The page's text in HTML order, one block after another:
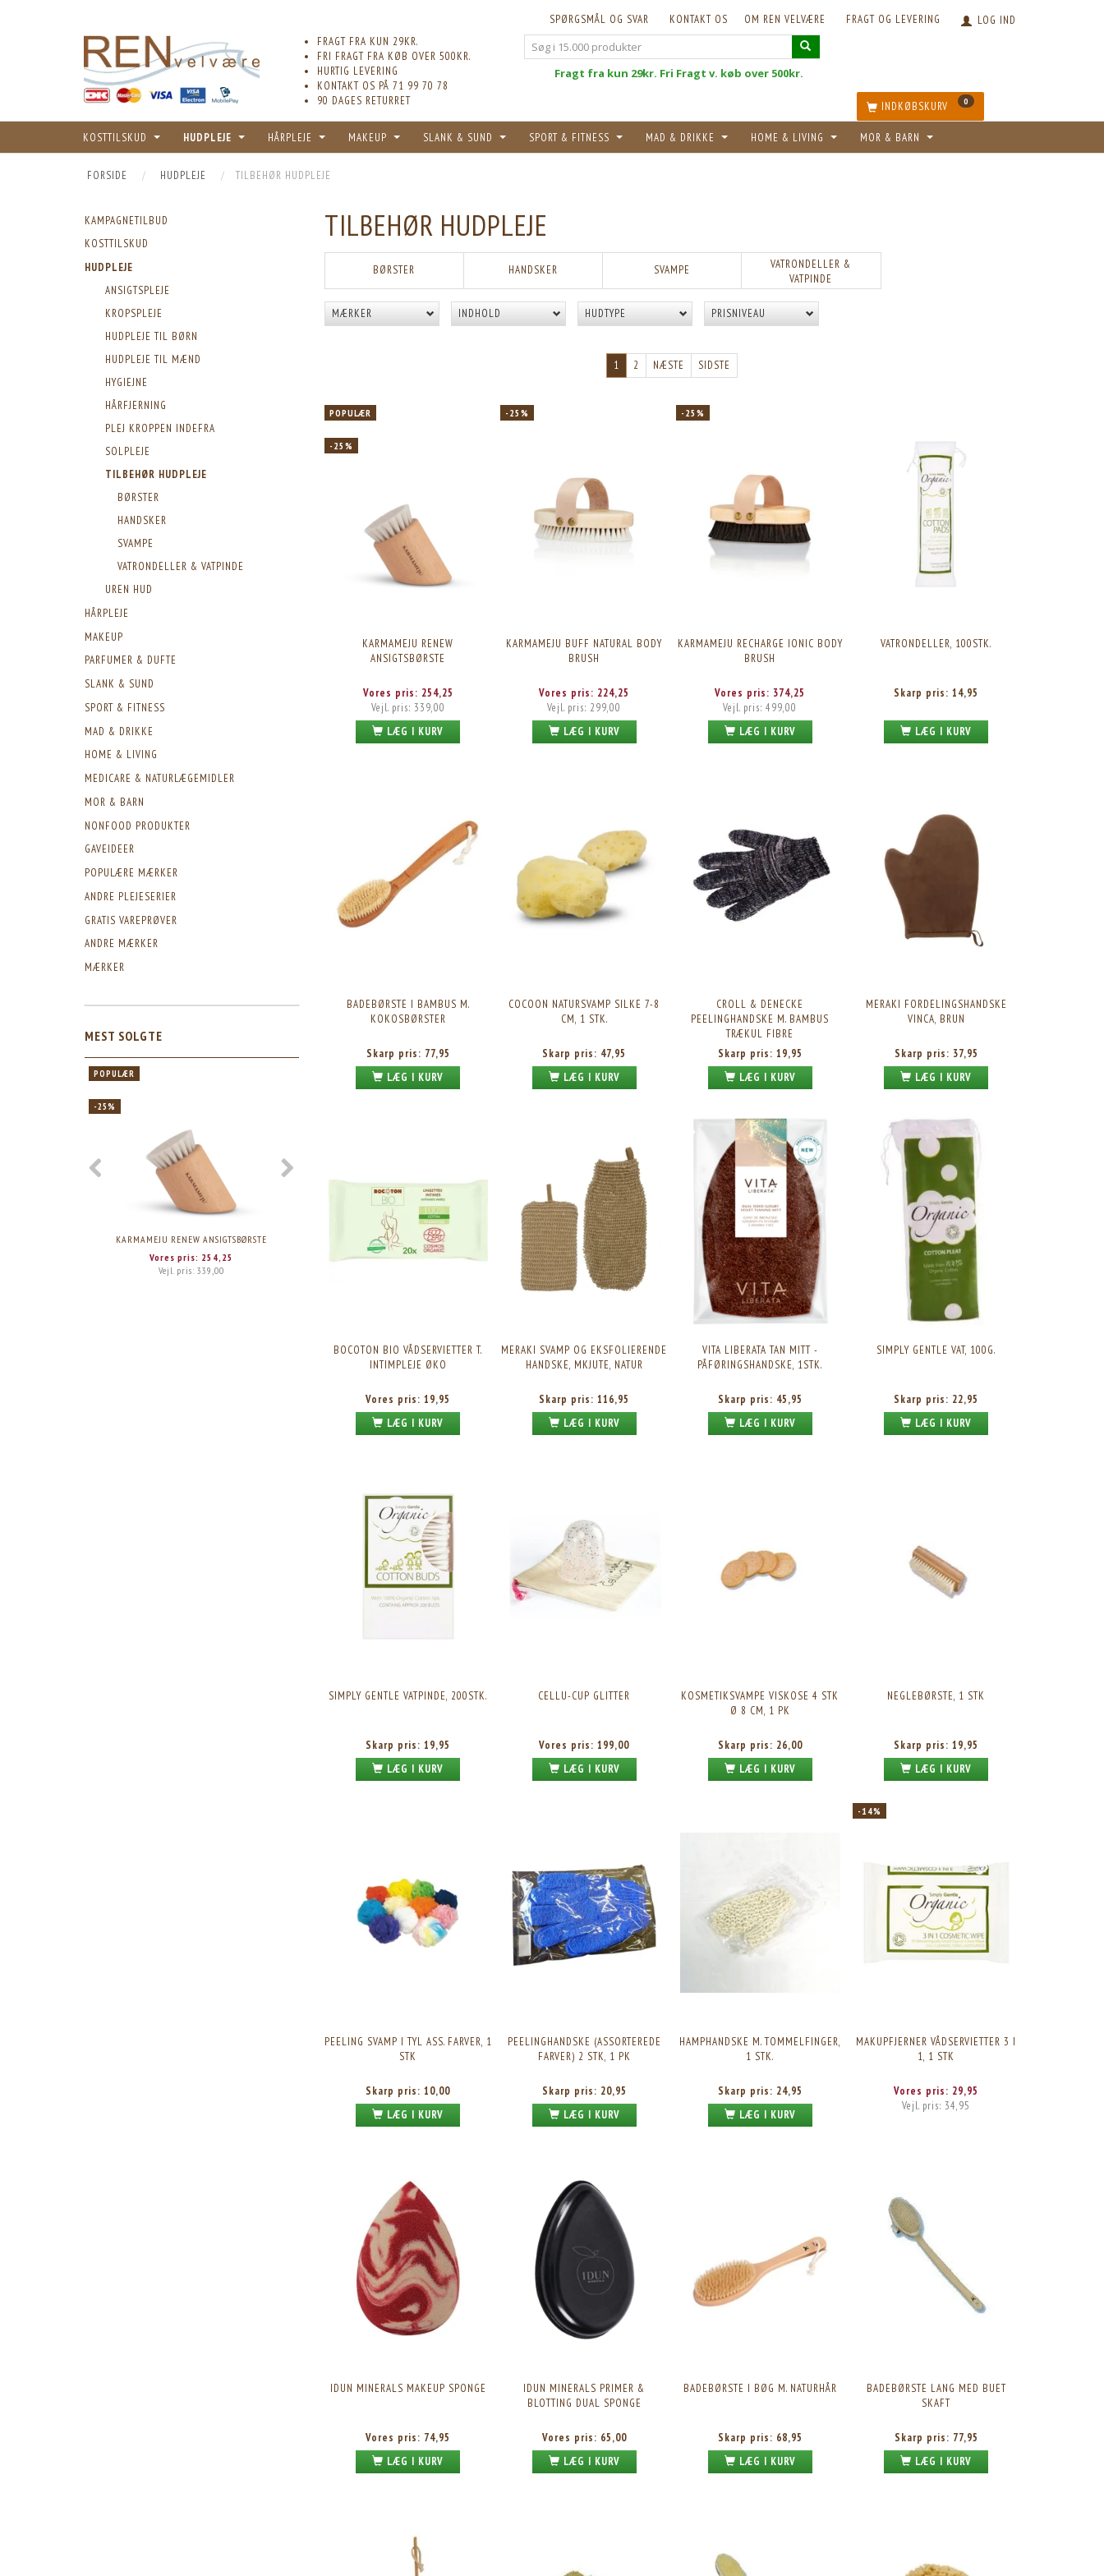
LOG IND
FRAGT OG LEVERING
OM REN VELVÆRE
KONTAKT OS
SPØRGSMÅL OG SVAR
FRAGT FRA KUN 29KR.
FRI FRAGT FRA KØB OVER 500KR.
HURTIG LEVERING
KONTAKT OS PÅ 71 99 70 78
90 DAGES RETURRET
Fragt fra kun 29kr. Fri Fragt v. køb over 500kr.
INDKØBSKURV 0
KOSTTILSKUD HUDPLEJE HÅRPLEJE MAKEUP SLANK & SUND SPORT & FITNESS MAD & DRIKKE HOME & LIVING MOR & BARN
FORSIDE HUDPLEJE TILBEHØR HUDPLEJE
KAMPAGNETILBUD
KOSTTILSKUD
HUDPLEJE
ANSIGTSPLEJE
KROPSPLEJE
HUDPLEJE TIL BØRN
HUDPLEJE TIL MÆND
HYGIEJNE
HÅRFJERNING
PLEJ KROPPEN INDEFRA
SOLPLEJE
TILBEHØR HUDPLEJE
BØRSTER
HANDSKER
SVAMPE
VATRONDELLER & VATPINDE
UREN HUD
HÅRPLEJE
MAKEUP
PARFUMER & DUFTE
SLANK & SUND
SPORT & FITNESS
MAD & DRIKKE
HOME & LIVING
MEDICARE & NATURLÆGEMIDLER
MOR & BARN
NONFOOD PRODUKTER
GAVEIDEER
POPULÆRE MÆRKER
ANDRE PLEJESERIER
GRATIS VAREPRØVER
ANDRE MÆRKER
MÆRKER
MEST SOLGTE
POPULÆR
-25%
KARMAMEJU RENEW ANSIGTSBØRSTE
Vores pris: 254,25
Vejl. pris:339,00
KARMAMEJU BUFF NATURAL BODY BRUSH
Vores pris:224,25
KARMAMEJU RECHARGE IONIC BODY BRUSH
Vores pris:374,25
Vejl. pris:499,00
VATRONDELLER, 100STK.
Skarp pris:
BADEBØRSTE I BAMBUS M.
TILBEHØR HUDPLEJE
BØRSTER HANDSKER SVAMPE
VATRONDELLER &
VATPINDE
MÆRKER INDHOLD HUDTYPE PRISNIVEAU
1 2 NÆSTE SIDSTE
POPULÆR
-25%
KARMAMEJU RENEW
ANSIGTSBØRSTE
Vores pris: 254,25
Vejl. pris: 339,00
LÆG I KURV
-25%
KARMAMEJU BUFF NATURAL BODY
BRUSH
Vores pris: 224,25
Vejl. pris: 299,00
LÆG I KURV
-25%
KARMAMEJU RECHARGE IONIC BODY
BRUSH
Vores pris: 374,25
Vejl. pris:499,00
LÆG I KURV
VATRONDELLER, 100STK.
Skarp pris:14,95
LÆG I KURV
BADEBØRSTE I BAMBUS M.
KOKOSBØRSTER
Skarp pris: 77,95
LÆG I KURV
COCOON NATURSVAMP SILKE 7-8
CM, 1 STK.
Skarp pris: 47,95
LÆG I KURV
CROLL & DENECKE
PEELINGHANDSKE M. BAMBUS
TRÆKUL FIBRE
Skarp pris: 19,95
LÆG I KURV
MERAKI FORDELINGSHANDSKE
VINCA, BRUN
Skarp pris: 37,95
LÆG I KURV
BOCOTON BIO VÅDSERVIETTER T.
INTIMPLEJE ØKO
Vores pris:19,95
LÆG I KURV
MERAKI SVAMP OG EKSFOLIERENDE
HANDSKE, MKJUTE, NATUR
Skarp pris:116,95
LÆG I KURV
VITA LIBERATA TAN MITT -
PÅFØRINGSHANDSKE, 1STK.
Skarp pris: 45,95
LÆG I KURV
SIMPLY GENTLE VAT, 100G.
Skarp pris: 22,95
LÆG I KURV
SIMPLY GENTLE VATPINDE, 200STK.
Skarp pris:19,95
LÆG I KURV
CELLU-CUP GLITTER
Vores pris:199,00
LÆG I KURV
KOSMETIKSVAMPE VISKOSE 4 STK
Ø 8 CM, 1 PK
Skarp pris: 26,00
LÆG I KURV
NEGLEBØRSTE, 1 STK
Skarp pris:19,95
LÆG I KURV
PEELING SVAMP I TYL ASS. FARVER, 1
STK
Skarp pris:10,00
LÆG I KURV
PEELINGHANDSKE (ASSORTEREDE
FARVER) 2 STK, 1 PK
Skarp pris: 20,95
LÆG I KURV
HAMPHANDSKE M. TOMMELFINGER,
1 STK.
Skarp pris: 24,95
LÆG I KURV
-14%
MAKUPFJERNER VÅDSERVIETTER 3 I
1, 1 STK
Vores pris: 29,95
Vejl. pris:34,95
IDUN MINERALS MAKEUP SPONGE
Vores pris: 74,95
LÆG I KURV
IDUN MINERALS PRIMER &
BLOTTING DUAL SPONGE
Vores pris: 65,00
LÆG I KURV
BADEBØRSTE I BØG M. NATURHÅR
Skarp pris: 68,95
LÆG I KURV
BADEBØRSTE LANG MED BUET
SKAFT
Skarp pris: 77,95
LÆG I KURV